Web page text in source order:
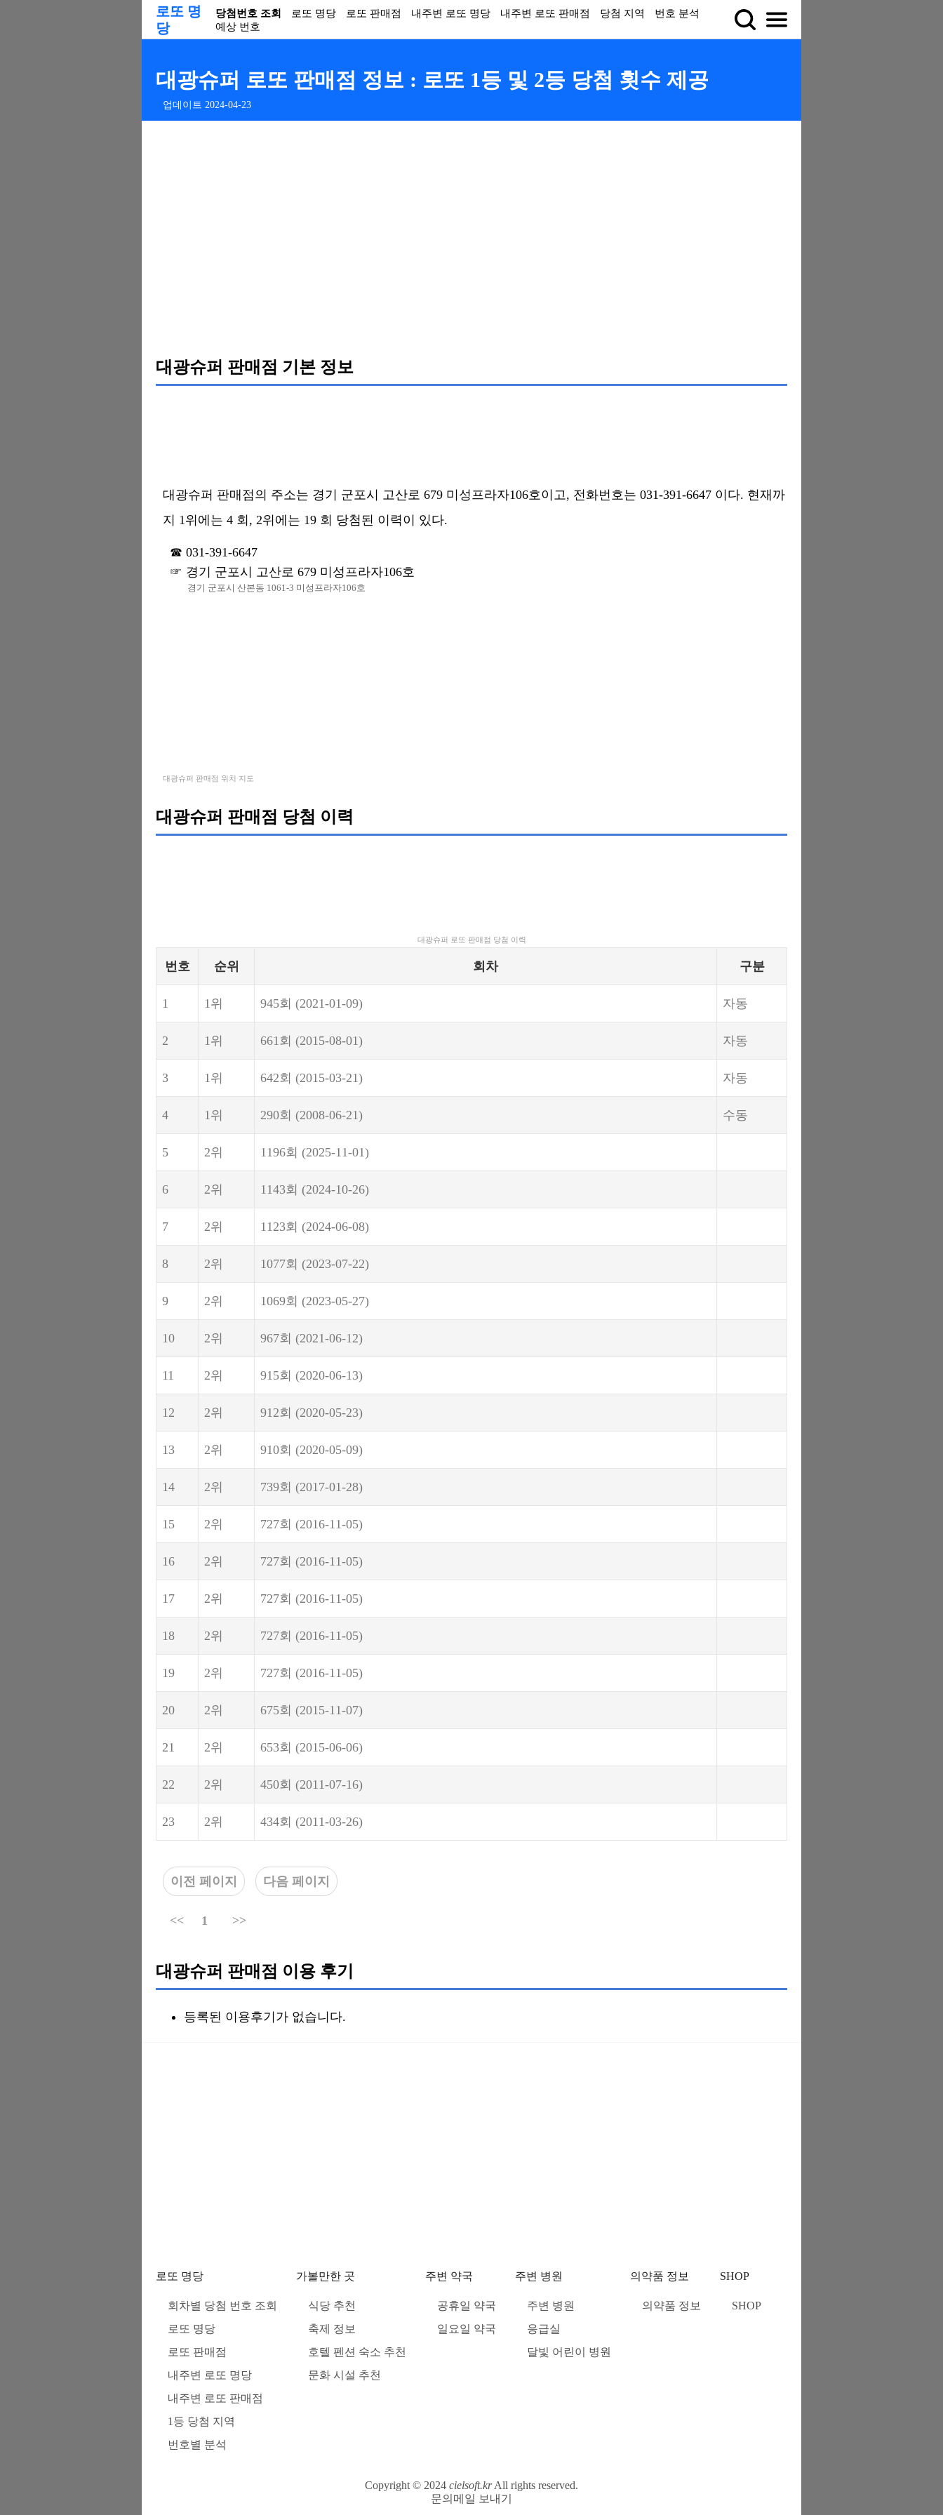
로또 명
당
당첨번호 조회 로또 명당 로또 판매점 내주변 로또 명당 내주변 로또 판매점 당첨 지역
번호 분석
예상 번호
대광슈퍼 로또 판매점 정보 : 로또 1등 및 2등 당첨 횟수 제공
업데이트 2024-04-23
대광슈퍼 판매점 기본 정보
대광슈퍼 판매점의 주소는 경기 군포시 고산로 679 미성프라자106호이고, 전화번호는 031-391-6647 이다. 현재까
지 1위에는 4 회, 2위에는 19 회 당첨된 이력이 있다.
031-391-6647
경기 군포시 고산로 679 미성프라자106호
경기 군포시 산본동 1061-3 미성프라자106호
대광슈퍼 판매점 위치 지도
대광슈퍼 판매점 당첨 이력
대광슈퍼 로또 판매점 당첨 이력
번호 순위 회차 구분
1 1위 945회 (2021-01-09) 자동
2 1위 661회 (2015-08-01) 자동
3 1위 642회 (2015-03-21) 자동
4 1위 290회 (2008-06-21) 수동
5 2위 1196회 (2025-11-01)
6 2위 1143회 (2024-10-26)
7 2위 1123회 (2024-06-08)
8 2위 1077회 (2023-07-22)
9 2위 1069회 (2023-05-27)
10 2위 967회 (2021-06-12)
11 2위 915회 (2020-06-13)
12 2위 912회 (2020-05-23)
13 2위 910회 (2020-05-09)
14 2위 739회 (2017-01-28)
15 2위 727회 (2016-11-05)
16 2위 727회 (2016-11-05)
17 2위 727회 (2016-11-05)
18 2위 727회 (2016-11-05)
19 2위 727회 (2016-11-05)
20 2위 675회 (2015-11-07)
21 2위 653회 (2015-06-06)
22 2위 450회 (2011-07-16)
23 2위 434회 (2011-03-26)
이전 페이지 다음 페이지
<< 1 >>
대광슈퍼 판매점 이용 후기
등록된 이용후기가 없습니다.
로또 명당
회차별 당첨 번호 조회
로또 명당
로또 판매점
내주변 로또 명당
내주변 로또 판매점
1등 당첨 지역
번호별 분석
가볼만한 곳
식당 추천
축제 정보
호텔 펜션 숙소 추천
문화 시설 추천
주변 약국
공휴일 약국
일요일 약국
주변 병원
주변 병원
응급실
달빛 어린이 병원
의약품 정보
의약품 정보
SHOP
SHOP
Copyright © 2024 cielsoft.krAll rights reserved.
문의메일 보내기